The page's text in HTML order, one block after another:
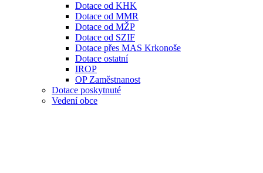
Dotace od KHK
Dotace od MMR
Dotace od MŽP
Dotace od SZIF
Dotace přes MAS Krkonoše
Dotace ostatní
IROP
OP Zaměstnanost
Dotace poskytnuté
Vedení obce